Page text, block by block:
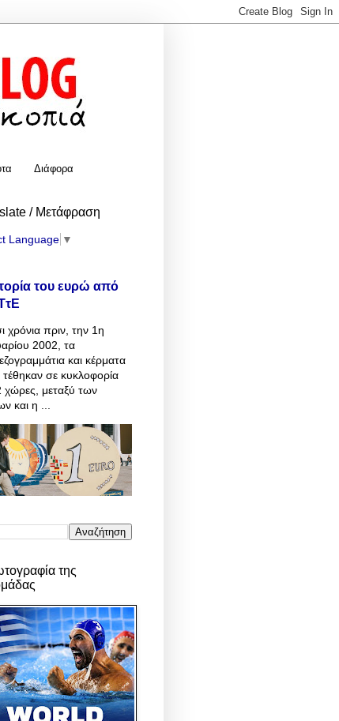
Διάφορα
/ Μετάφραση
Language ▼
του ευρώ από
χρόνια πριν, την 1η
2002, τα
και κέρματα
σε κυκλοφορία
χώρες, μεταξύ των
και η ...
της